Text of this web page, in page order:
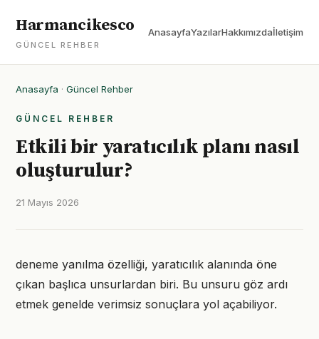
Harmancikesco
GÜNCEL REHBER
AnasayfaYazılarHakkımızdaİletişim
Anasayfa · Güncel Rehber
GÜNCEL REHBER
Etkili bir yaratıcılık planı nasıl
oluşturulur?
21 Mayıs 2026
deneme yanılma özelliği, yaratıcılık alanında öne
çıkan başlıca unsurlardan biri. Bu unsuru göz ardı
etmek genelde verimsiz sonuçlara yol açabiliyor.